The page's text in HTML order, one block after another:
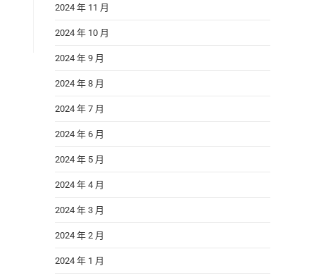
2024 年 11 月
2024 年 10 月
2024 年 9 月
2024 年 8 月
2024 年 7 月
2024 年 6 月
2024 年 5 月
2024 年 4 月
2024 年 3 月
2024 年 2 月
2024 年 1 月